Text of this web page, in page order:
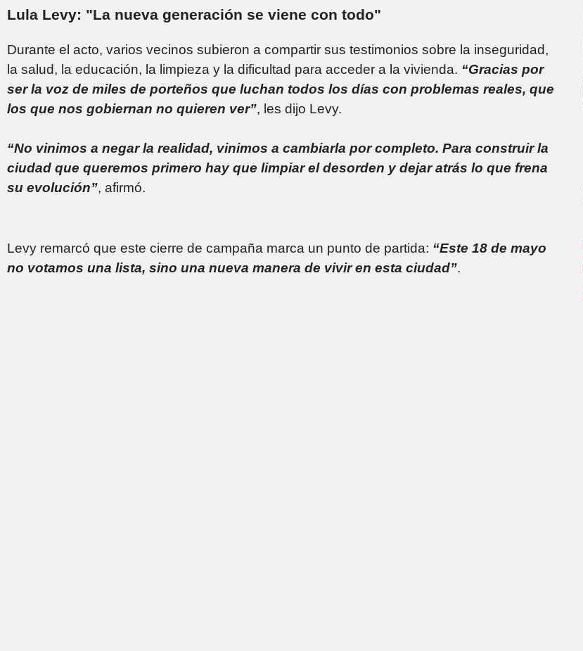
Lula Levy: "La nueva generación se viene con todo"
Durante el acto, varios vecinos subieron a compartir sus testimonios sobre la inseguridad,
la salud, la educación, la limpieza y la dificultad para acceder a la vivienda. “Gracias por
ser la voz de miles de porteños que luchan todos los días con problemas reales, que
los que nos gobiernan no quieren ver”, les dijo Levy.
“No vinimos a negar la realidad, vinimos a cambiarla por completo. Para construir la
ciudad que queremos primero hay que limpiar el desorden y dejar atrás lo que frena
su evolución”, afirmó.
Levy remarcó que este cierre de campaña marca un punto de partida: “Este 18 de mayo
no votamos una lista, sino una nueva manera de vivir en esta ciudad”.